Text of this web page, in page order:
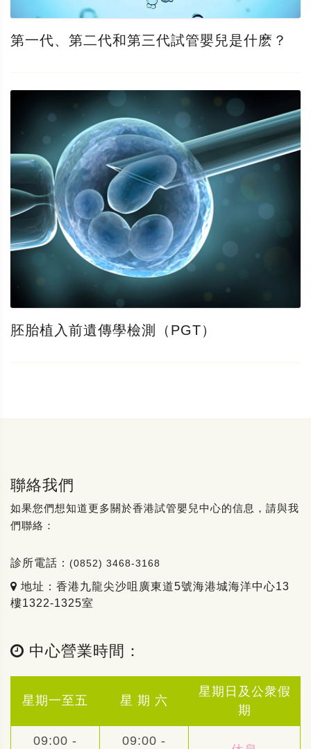
第一代、第二代和第三代試管嬰兒是什麽？
胚胎植入前遺傳學檢測（PGT）
聯絡我們
如果您們想知道更多關於香港試管嬰兒中心的信息，請與我
們聯絡：
診所電話： (0852) 3468-3168
地址：香港九龍尖沙咀廣東道5號海港城海洋中心13
樓1322-1325室
中心營業時間：
星期一至五 星 期 六
星期日及公衆假
期
09:00 - 09:00 -